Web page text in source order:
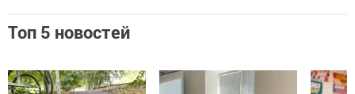
Топ 5 новостей